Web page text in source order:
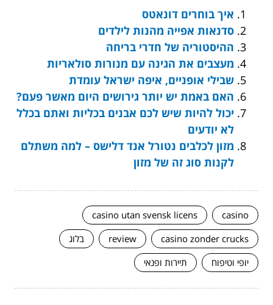
איך בוחרים דונאטס
סדנאות אפייה מהנות לילדים
ההיסטוריה של חדרי בריחה
מעצבים את הגינה עם מנורות סולאריות
שבילי אופניים, איפה ישראל עומדת
האם באמת יש יותר גירושים היום מאשר פעם?
יכול להיות שיש לכם אבנים בכליות ואתם בכלל
לא יודעים
מזון לכלבים נטורל אנד דלישס – למה משתלם
לקנות סוג זה של מזון
casino
casino utan svensk licens
casino zonder crucks
review
בלוג
יופי וטיפוח
תיירות ופנאי